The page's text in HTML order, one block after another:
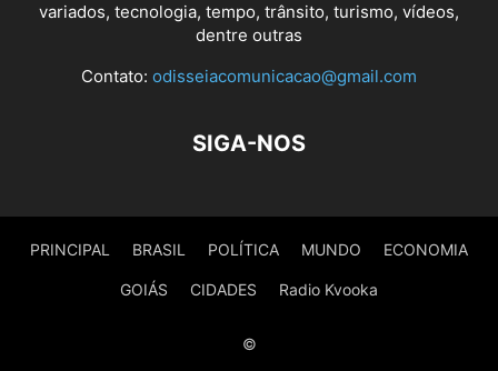
variados, tecnologia, tempo, trânsito, turismo, vídeos,
dentre outras
Contato: odisseiacomunicacao@gmail.com
SIGA-NOS
PRINCIPAL BRASIL POLÍTICA MUNDO ECONOMIA
GOIÁS CIDADES Radio Kvooka
©